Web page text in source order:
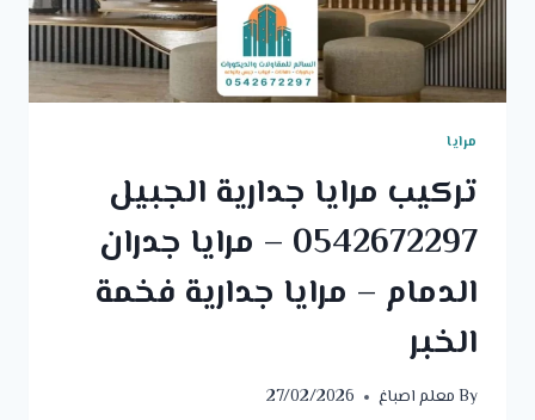
مرايا
تركيب مرايا جدارية الجبيل
0542672297 – مرايا جدران
الدمام – مرايا جدارية فخمة
الخبر
Byمعلم اصباغ 27/02/2026